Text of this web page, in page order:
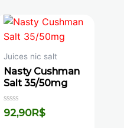
Juices nic salt
Nasty Cushman
Salt 35/50mg
Avaliação
0
92,90R$